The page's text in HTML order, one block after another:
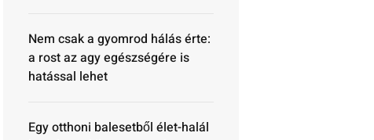
Nem csak a gyomrod hálás érte:
a rost az agy egészségére is
hatással lehet
Egy otthoni balesetből élet-halál